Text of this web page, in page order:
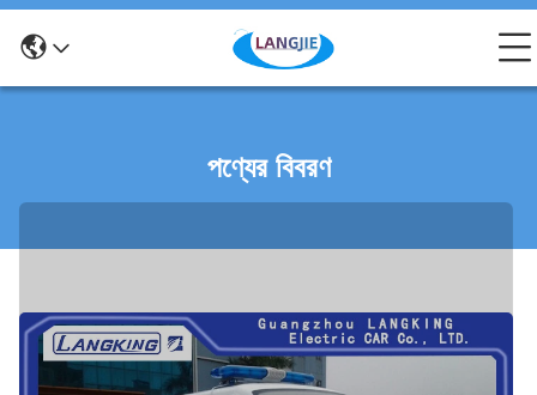
পণ্যের বিবরণ